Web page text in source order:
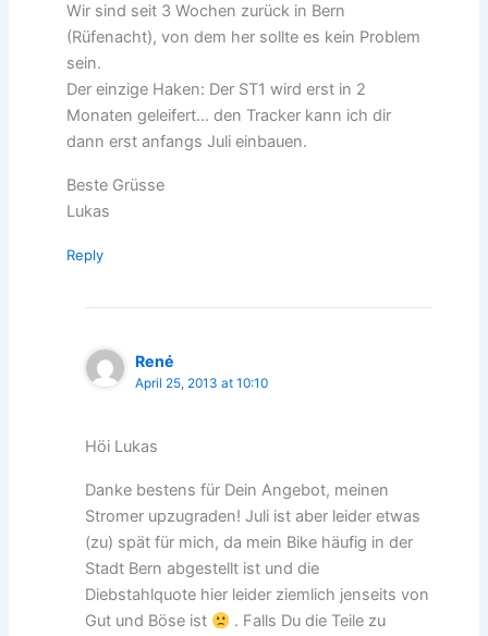
Wir sind seit 3 Wochen zurück in Bern
(Rüfenacht), von dem her sollte es kein Problem
sein.
Der einzige Haken: Der ST1 wird erst in 2
Monaten geleifert… den Tracker kann ich dir
dann erst anfangs Juli einbauen.
Beste Grüsse
Lukas
Reply
René
April 25, 2013 at 10:10
Höi Lukas
Danke bestens für Dein Angebot, meinen
Stromer upzugraden! Juli ist aber leider etwas
(zu) spät für mich, da mein Bike häufig in der
Stadt Bern abgestellt ist und die
Diebstahlquote hier leider ziemlich jenseits von
Gut und Böse ist
. Falls Du die Teile zu